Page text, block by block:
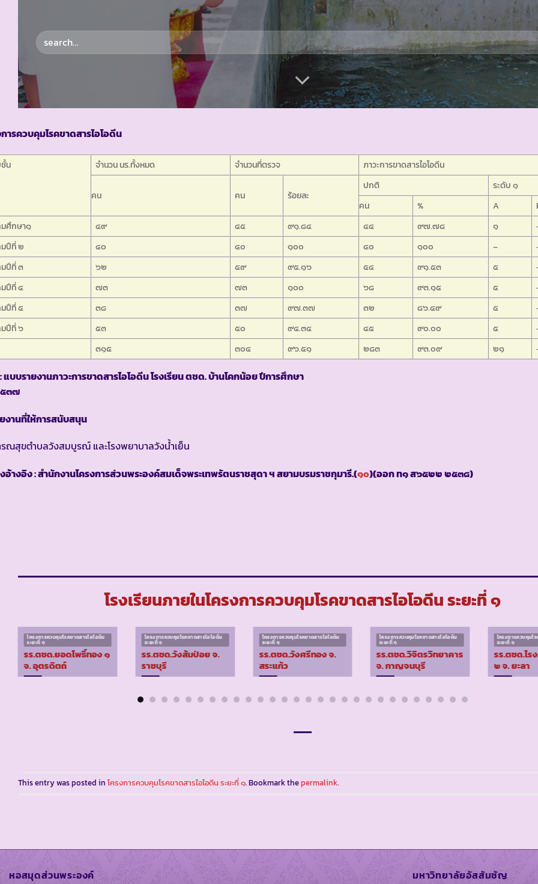
ารควบคุมโรคขาดสารไอโอดีน
น จำนวน นร.ทั้งหมด จำนวนที่ตรวจ ภาวะการขาดสารไอโอดีน
คน คน ร้อยละ
ปกติ ระดับ ๑
คน
% A
ศึกษา๑
๔๙ ๔๕ ๙๑.๘๔ ๔๔ ๙๗.๗๘ ๑
ปีที่ ๒
๔๐ ๔๐ ๑๐๐ ๔๐ ๑๐๐ –
ปีที่ ๓
๖๒ ๕๙ ๙๕.๑๖ ๕๔ ๙๑.๕๓ ๕
ปีที่ ๔
๗๓ ๗๓ ๑๐๐ ๖๘ ๙๓.๑๕ ๕
ปีที่ ๕
๓๘ ๓๗ ๙๗.๓๗ ๓๒ ๘๖.๔๙ ๕
ปีที่ ๖
๕๓ ๕๐ ๙๔.๓๔ ๔๕ ๙๐.๐๐ ๕
๓๑๕
๓๐๔ ๙๖.๕๑ ๒๘๓ ๙๓.๐๙ ๒๑
แบบรายงานภาวะการขาดสารไอโอดีน โรงเรียน ตชด. บ้านโคกน้อย ปีการศึกษา
๓๗
งานที่ให้การสนับสนุน
รณสุขตำบลวังสมบูรณ์ และโรงพยาบาลวังน้ำเย็น
อ้างอิง : สำนักงานโครงการส่วนพระองค์สมเด็จพระเทพรัตนราชสุดา ฯ สยามบรมราชกุมารี.(๑๐)(ออก ท๑ ส๖๕๒๒ ๒๕๓๘)
โรงเรียนภายในโครงการควบคุมโรคขาดสารไอโอดีน ระยะที่ ๑
โครงการควบคุมโรคขาดสารไอโอดีน
ระยะที่ ๑
รร.ตชด.ยอดโพธิ์ทอง ๑
จ. อุตรดิตถ์
โครงการควบคุมโรคขาดสารไอโอดีน
ระยะที่ ๑
รร.ตชด.วังส้มป่อย จ.
ราชบุรี
โครงการควบคุมโรคขาดสารไอโอดีน
ระยะที่ ๑
รร.ตชด.วังศรีทอง จ.
สระแก้ว
โครงการควบคุมโรคขาดสารไอโอดีน
ระยะที่ ๑
รร.ตชด.วิจิตรวิทยาคาร
จ. กาญจนบุรี
โครงการควบคุมโ
ระยะที่ ๑
รร.ตชด.โร
๒ จ. ยะลา
This entry was posted in โครงการควบคุมโรคขาดสารไอโอดีน ระยะที่ ๑. Bookmark thepermalink.
หอสมุดส่วนพระองค์ มหาวิทยาลัยอัสสัมชัญ